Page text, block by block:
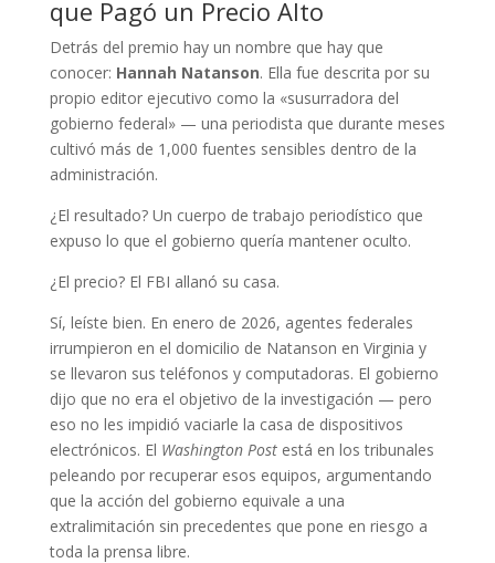
que Pagó un Precio Alto
Detrás del premio hay un nombre que hay que
conocer: Hannah Natanson. Ella fue descrita por su
propio editor ejecutivo como la «susurradora del
gobierno federal» — una periodista que durante meses
cultivó más de 1,000 fuentes sensibles dentro de la
administración.
¿El resultado? Un cuerpo de trabajo periodístico que
expuso lo que el gobierno quería mantener oculto.
¿El precio? El FBI allanó su casa.
Sí, leíste bien. En enero de 2026, agentes federales
irrumpieron en el domicilio de Natanson en Virginia y
se llevaron sus teléfonos y computadoras. El gobierno
dijo que no era el objetivo de la investigación — pero
eso no les impidió vaciarle la casa de dispositivos
electrónicos. El Washington Postestá en los tribunales
peleando por recuperar esos equipos, argumentando
que la acción del gobierno equivale a una
extralimitación sin precedentes que pone en riesgo a
toda la prensa libre.